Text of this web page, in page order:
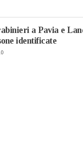
a Pavia e
identificate